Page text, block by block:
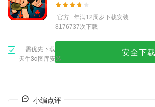
官方 年满12周岁下载安装
8176737次下载
需优先下载
天牛3d图库安装
安全下载
小编点评